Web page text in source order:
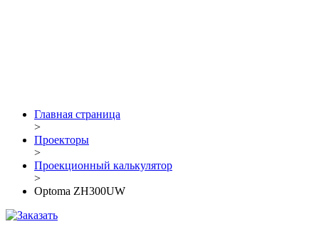
Главная страница
>
Проекторы
>
Проекционный калькулятор
>
Optoma ZH300UW